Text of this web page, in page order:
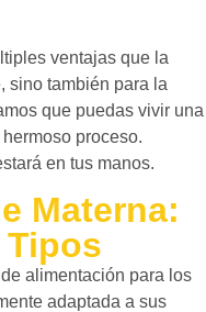
ventajas que la
sino también para la
que puedas vivir una
proceso.
en tus manos.
Materna:
alimentación para los
adaptada a sus